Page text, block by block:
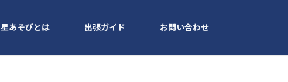
星あそびとは 出張ガイド お問い合わせ